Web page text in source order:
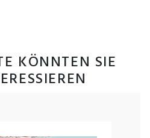
KÖNNTEN SIE